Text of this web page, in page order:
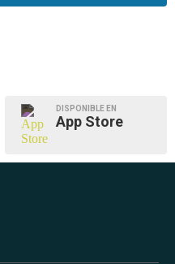
DISPONIBLE EN
App Store